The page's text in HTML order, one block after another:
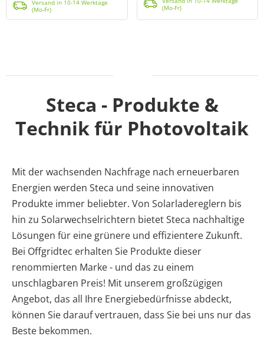
Versand in 10-14 Werktage
(Mo-Fr)
(Mo-Fr)
Steca - Produkte &
Technik für Photovoltaik
Mit der wachsenden Nachfrage nach erneuerbaren
Energien werden Steca und seine innovativen
Produkte immer beliebter. Von Solarladereglern bis
hin zu Solarwechselrichtern bietet Steca nachhaltige
Lösungen für eine grünere und effizientere Zukunft.
Bei Offgridtec erhalten Sie Produkte dieser
renommierten Marke - und das zu einem
unschlagbaren Preis! Mit unserem großzügigen
Angebot, das all Ihre Energiebedürfnisse abdeckt,
können Sie darauf vertrauen, dass Sie bei uns nur das
Beste bekommen.